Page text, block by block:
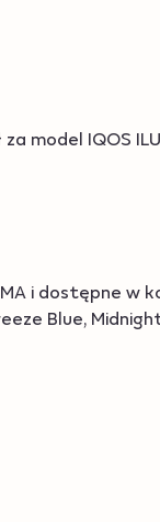
model IQOS
i dostępne w
Blue,